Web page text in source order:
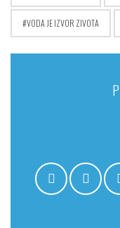
VODA JE IZVOR ZIVOTA